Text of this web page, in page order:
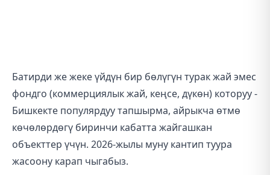
Батирди же жеке үйдүн бир бөлүгүн турак жай эмес
фондго (коммерциялык жай, кеңсе, дүкөн) которуу -
Бишкекте популярдуу тапшырма, айрыкча өтмө
көчөлөрдөгү биринчи кабатта жайгашкан
объекттер үчүн. 2026-жылы муну кантип туура
жасоону карап чыгабыз.